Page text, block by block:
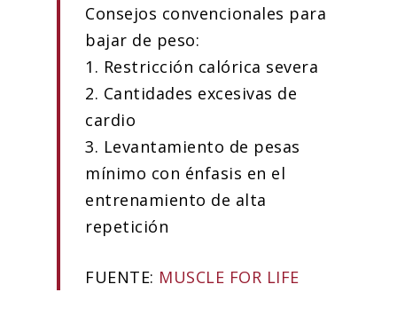
Consejos convencionales para
bajar de peso:
1. Restricción calórica severa
2. Cantidades excesivas de
cardio
3. Levantamiento de pesas
mínimo con énfasis en el
entrenamiento de alta
repetición
FUENTE: MUSCLE FOR LIFE